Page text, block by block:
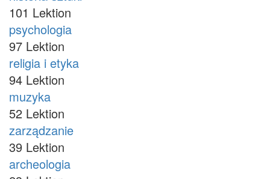
101 Lektion
psychologia
97 Lektion
religia i etyka
94 Lektion
muzyka
52 Lektion
zarządzanie
39 Lektion
archeologia